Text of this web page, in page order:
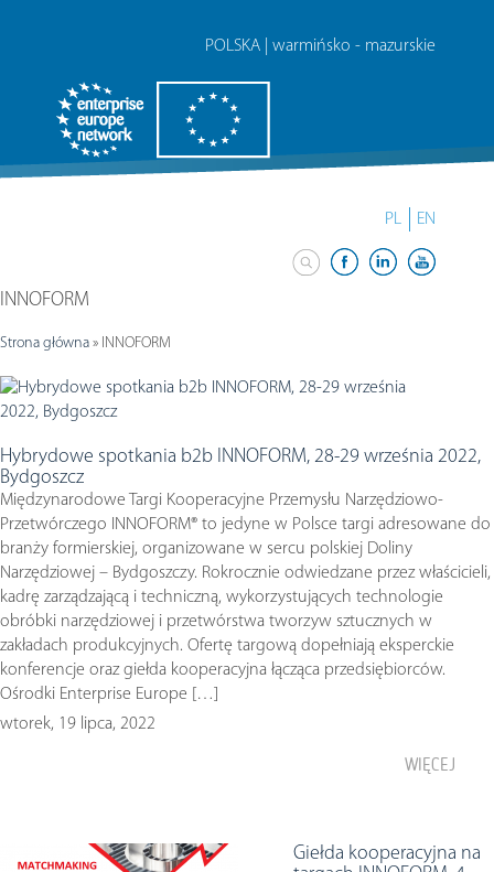
POLSKA | warmińsko - mazurskie
PL EN
INNOFORM
Strona główna » INNOFORM
Hybrydowe spotkania b2b INNOFORM, 28-29 września 2022,
Bydgoszcz
Międzynarodowe Targi Kooperacyjne Przemysłu Narzędziowo-
Przetwórczego INNOFORM® to jedyne w Polsce targi adresowane do
branży formierskiej, organizowane w sercu polskiej Doliny
Narzędziowej – Bydgoszczy. Rokrocznie odwiedzane przez właścicieli,
kadrę zarządzającą i techniczną, wykorzystujących technologie
obróbki narzędziowej i przetwórstwa tworzyw sztucznych w
zakładach produkcyjnych. Ofertę targową dopełniają eksperckie
konferencje oraz giełda kooperacyjna łącząca przedsiębiorców.
Ośrodki Enterprise Europe […]
wtorek, 19 lipca, 2022
WIĘCEJ
Giełda kooperacyjna na